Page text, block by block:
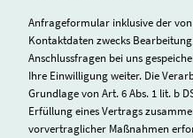
Anfrageformular inklusive der
Kontaktdaten zwecks
Anschlussfragen bei uns
Ihre Einwilligung weiter. Die
Grundlage von Art. 6 Abs. 1 lit. b
Erfüllung eines Vertrags
vorvertraglicher Maßnahmen